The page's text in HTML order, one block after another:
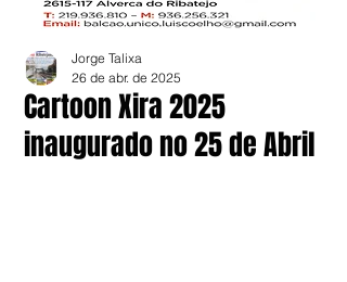
Cartoon Xira 2025
inaugurado no 25 de Abril
Jorge Talixa
26 de abr. de 2025